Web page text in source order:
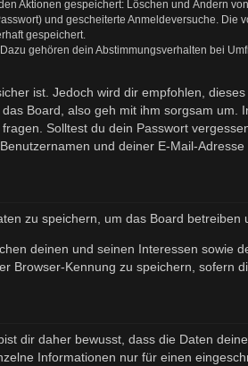
Aktionen gespeichert: Löschen und Ändern
und gescheiterte Anmeldeversuche. Die
gespeichert.
gehören dein Abstimmungsverhalten bei
ist. Jedoch wird dir empfohlen,
Board, also geh mit ihm sorgsam um.
Solltest du dein Passwort
und deiner E-Mail-
zu speichern, um das Board betreiben
deinen und seinen Interessen sowie
Browser-Kennung zu speichern, sofern
dir daher bewusst, dass die Daten
Informationen nur für einen